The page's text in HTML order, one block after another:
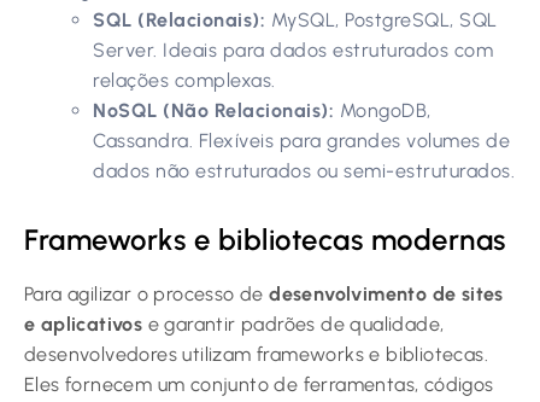
SQL (Relacionais): MySQL, PostgreSQL, SQL
Server. Ideais para dados estruturados com
relações complexas.
NoSQL (Não Relacionais): MongoDB,
Cassandra. Flexíveis para grandes volumes de
dados não estruturados ou semi-estruturados.
Frameworks e bibliotecas modernas
Para agilizar o processo dedesenvolvimento de sites
e aplicativos e garantir padrões de qualidade,
desenvolvedores utilizam frameworks e bibliotecas.
Eles fornecem um conjunto de ferramentas, códigos